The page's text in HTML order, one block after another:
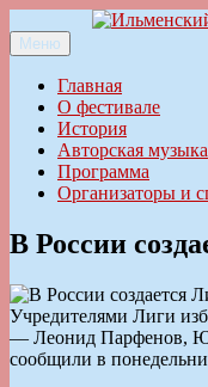
к
содержимому
Ильменский фестиваль
Меню
Главная
О фестивале
История
Авторская музыка
Программа
Организаторы и
В России
Учредителями Лиги
— Леонид Парфенов,
сообщили в